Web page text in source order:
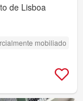
de Lisboa
mobiliado